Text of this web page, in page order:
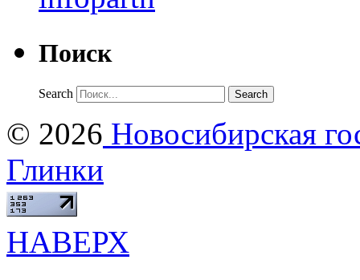
Поиск
Search
© 2026 Новосибирская
Глинки
НАВЕРХ